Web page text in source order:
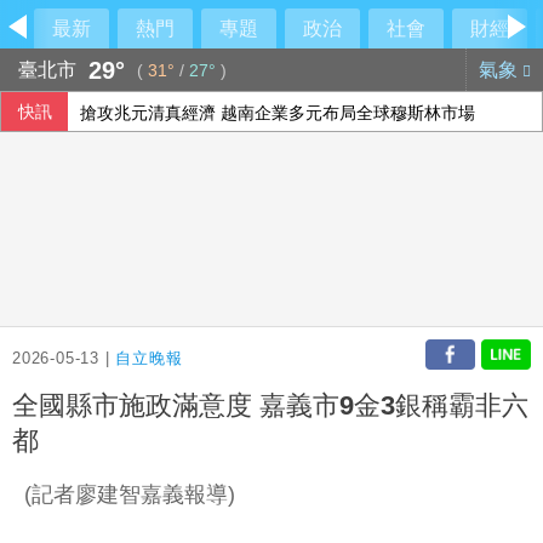
最新 熱門 專題 政治 社會
財經
臺北市 29° ( 31° / 27° ) 氣象
快訊 搶攻兆元清真經濟 越南企業多元布局全球穆斯林市場
2026-05-13 | 自立晚報
全國縣市施政滿意度 嘉義市9金3銀稱霸非六
都
(記者廖建智嘉義報導)